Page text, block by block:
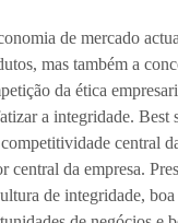
de mercado
mas também a
da ética
a integridade. Best
central
central da empresa.
de integridade,